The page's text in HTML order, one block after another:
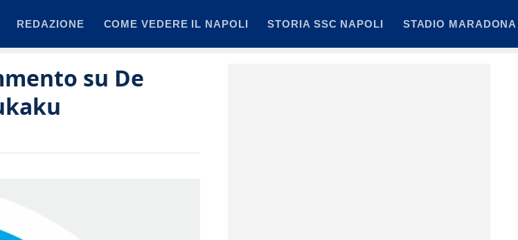
REDAZIONE COME VEDERE IL NAPOLI STORIA SSC NAPOLI STADIO MARADONA
su De